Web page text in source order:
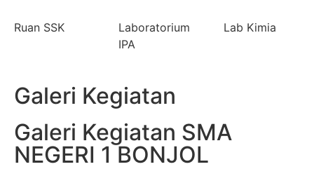
Ruan SSK
Laboratorium
IPA
Lab Kimia
Galeri Kegiatan
Galeri Kegiatan SMA
NEGERI 1 BONJOL